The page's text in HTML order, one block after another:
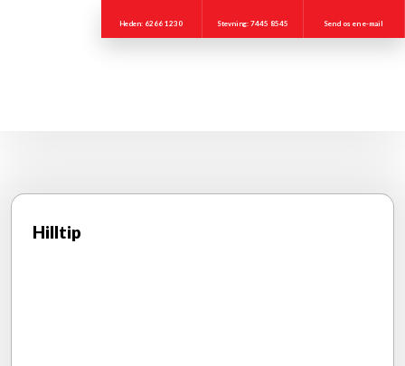
Hilltip​
Heden: 6266 1230 Stevning: 7445 8545 Send os en e-mail